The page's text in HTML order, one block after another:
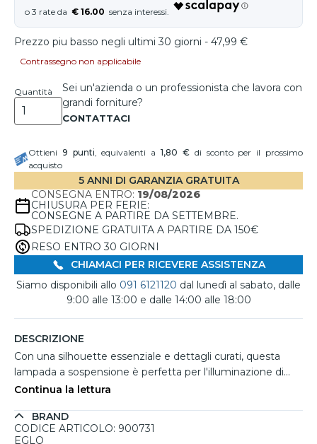
€ 16.00
Prezzo piu basso negli ultimi 30 giorni - 47,99 €
Contrassegno non applicabile
Quantità
Sei un'azienda o un professionista che lavora con
grandi forniture?
Ottieni 9 punti, equivalenti a1,80 €di sconto per il prossimo
acquisto
5 ANNI DI GARANZIA GRATUITA
CONSEGNA ENTRO: 19/08/2026
CHIUSURA PER FERIE:
CONSEGNE A PARTIRE DA SETTEMBRE.
SPEDIZIONE GRATUITA A PARTIRE DA 150€
RESO ENTRO 30 GIORNI
CHIAMACI PER RICEVERE ASSISTENZA
Siamo disponibili allo 091 6121120 dal lunedì al sabato, dalle
9:00 alle 13:00 e dalle 14:00 alle 18:00
DESCRIZIONE
Con una silhouette essenziale e dettagli curati, questa
lampada a sospensione è perfetta per l'illuminazione di
isole cucina, tavoli da pranzo. La combinazione tra il nero
conferisce un’eleganza sobria ma decisa. Il disco
orizzontale da 25 cm funge da elemento decorativo e
Continua la lettura
BRAND
CODICE ARTICOLO: 900731
EGLO